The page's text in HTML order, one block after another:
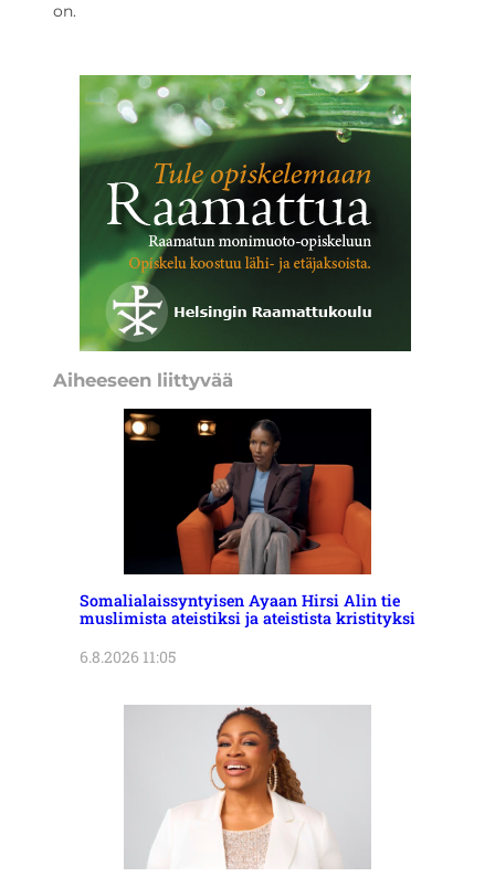
on.
Aiheeseen liittyvää
Somalialaissyntyisen Ayaan Hirsi Alin tie
muslimista ateistiksi ja ateistista kristityksi
6.8.2026 11:05